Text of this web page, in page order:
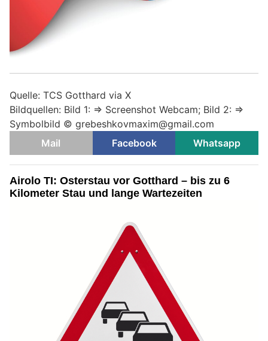
Quelle: TCS Gotthard via X
Bildquellen: Bild 1: => Screenshot Webcam; Bild 2: =>
Symbolbild © grebeshkovmaxim@gmail.com
Mail
Facebook Whatsapp
Airolo TI: Osterstau vor Gotthard – bis zu 6
Kilometer Stau und lange Wartezeiten